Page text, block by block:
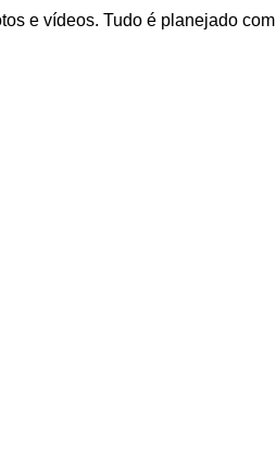
e vídeos. Tudo é planejado com